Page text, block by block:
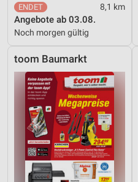
8,1 km
Angebote ab 03.08.
Noch morgen gültig
toom Baumarkt